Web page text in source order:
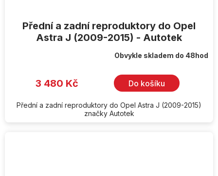
Přední a zadní reproduktory do Opel
Astra J (2009-2015) - Autotek
Obvykle skladem do 48hod
3 480 Kč Do košíku
Přední a zadní reproduktory do Opel Astra J (2009-2015)
značky Autotek